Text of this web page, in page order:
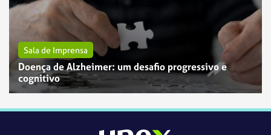
Sala de Imprensa
Doença de Alzheimer: um desafio progressivo e
cognitivo